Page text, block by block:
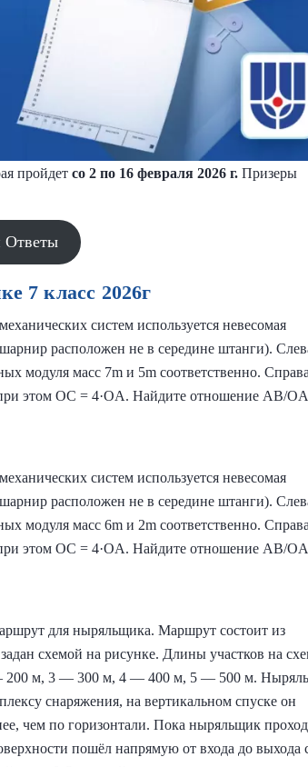
пройдет со 2 по 16 февраля 2026 г. Призеры
Ответы
7 класс 2026г
систем используется невесомая
расположен не в середине штанги).
модуля масс 7m и 5m соответственно.
этом OC = 4·OA. Найдите отношение AB/
систем используется невесомая
расположен не в середине штанги).
модуля масс 6m и 2m соответственно.
этом OC = 4·OA. Найдите отношение AB/
для ныряльщика. Маршрут состоит из
схемой на рисунке. Длины участков на
200 м, 3 — 300 м, 4 — 400 м, 5 — 500 м.
снаряжения, на вертикальном спуске он
чем по горизонтали. Пока ныряльщик
пошёл напрямую от входа до выхода